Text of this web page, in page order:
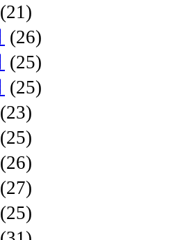
(21)
(26)
(25)
(25)
(23)
(25)
(26)
(27)
(25)